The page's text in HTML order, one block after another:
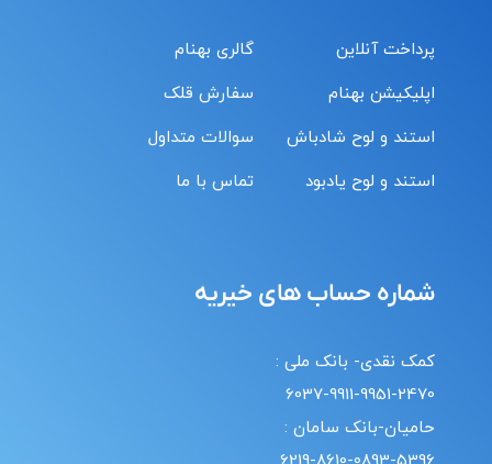
پرداخت آنلاین
اپلیکیشن بهنام
استند و لوح شادباش
استند و لوح یادبود
گالری بهنام
سفارش قلک
سوالات متداول
تماس با ما
شماره حساب های خیریه
کمک نقدی- بانک ملی :
6037-9911-9951-2470
حامیان-بانک سامان :